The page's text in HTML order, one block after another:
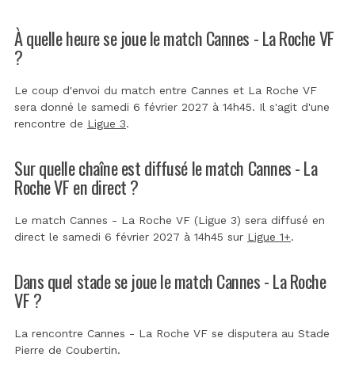
À quelle heure se joue le match Cannes - La Roche VF
?
Le coup d'envoi du match entre Cannes et La Roche VF
sera donné le samedi 6 février 2027 à 14h45. Il s'agit d'une
rencontre de Ligue 3.
Sur quelle chaîne est diffusé le match Cannes - La
Roche VF en direct ?
Le match Cannes - La Roche VF (Ligue 3) sera diffusé en
direct le samedi 6 février 2027 à 14h45 sur Ligue 1+.
Dans quel stade se joue le match Cannes - La Roche
VF ?
La rencontre Cannes - La Roche VF se disputera au Stade
Pierre de Coubertin.